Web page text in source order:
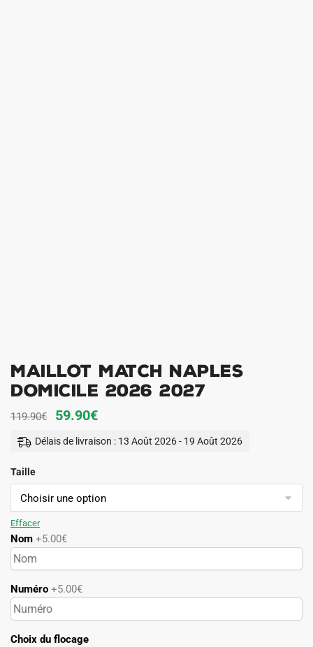
Maillot Match Naples
Domicile 2026 2027
119.90€
Le
prix
119.90€.
59.90€Le
59.90€.
Délais de livraison : 13 Août 2026 - 19 Août 2026
Taille
Effacer
Nom +5.00€
Numéro +5.00€
Choix du flocage